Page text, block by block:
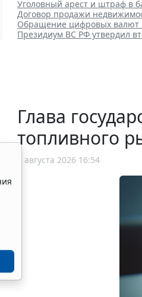
Уголовный арест и штраф в
Договор продажи
Обращение цифровых валют
Президиум ВС РФ утвердил
Глава
топливного
5 августа 2026 16:54